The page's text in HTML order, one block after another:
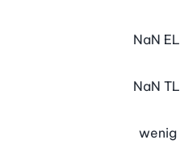
NaN EL
NaN TL
wenig